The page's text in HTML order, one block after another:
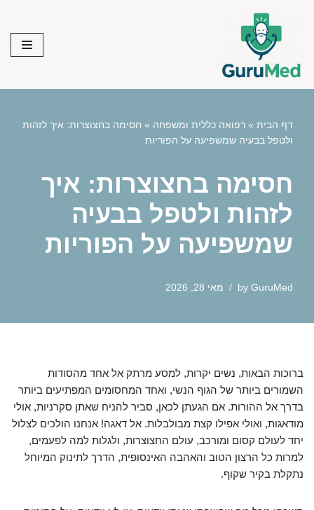
content
דף הבית » רפואה כללית ומשפחה » חסימה בחצוצרות: איך לזהות
ולטפל בבעיה שמשפיעה על הפוריות
חסימה בחצוצרות: איך
לזהות ולטפל בבעיה
שמשפיעה על הפוריות
by GuruMed מאי 28, 2026
ברוכות הבאות, נשים יקרות, למסע מרתק אל אחד מהסודות
השמורים ביותר של הגוף הנשי, ואחד המחסומים המפתיעים ביותר
בדרך אל ההורות. אם הגעתן לכאן, סביר להניח שאתן סקרניות, אולי
מודאגות, ואולי אפילו קצת מבולבלות. אל דאגה! אנחנו הולכים לצלול
יחד לעולם קסום ומורכב, עולם החצוצרות, ולגלות למה לפעמים,
למרות כל הרצון הטוב והאהבה האינסופית, הדרך לתינוק המיוחל
נתקלת בקיר שקוף.